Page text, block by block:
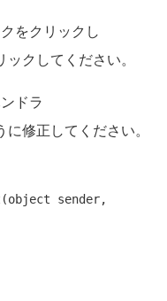
をクリックし
クしてください。
ドラ
に修正してください。
object sender,